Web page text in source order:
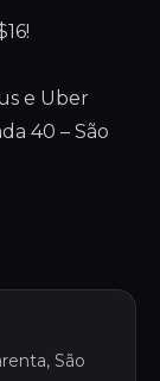
e Uber
40 – São
São